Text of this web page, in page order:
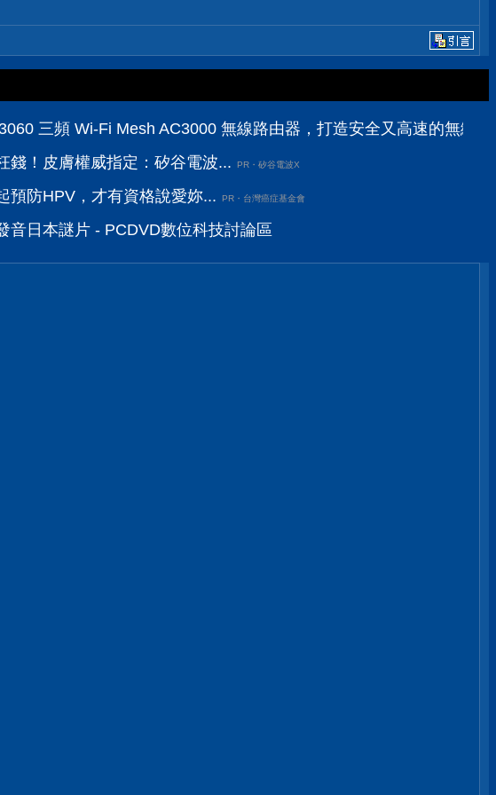
三頻 Wi-Fi Mesh AC3000 無線路由器，打造安全又高速的無縫
錢！皮膚權威指定：矽谷電波...
PR・矽谷電波X
預防HPV，才有資格說愛妳... PR・台灣癌症基金會
音日本謎片 - PCDVD數位科技討論區